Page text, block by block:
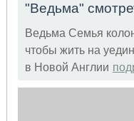
"Ведьма"
Ведьма Семья
чтобы жить на
в Новой Англии